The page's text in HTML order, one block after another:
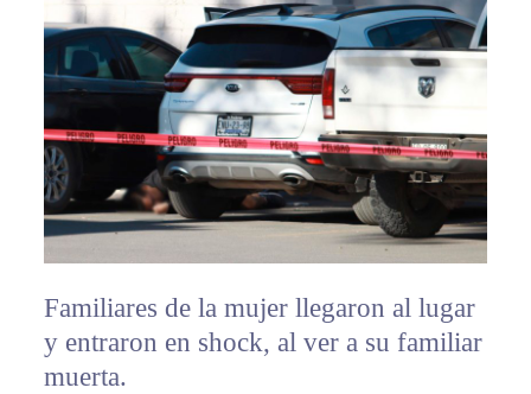
Familiares de la mujer llegaron al lugar
y entraron en shock, al ver a su familiar
muerta.